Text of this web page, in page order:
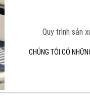
Quy trình sản
CHÚNG TÔI CÓ